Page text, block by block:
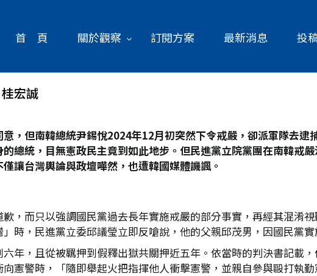
首 頁 關於觀察 訂閱方案 最新消息 投
宏誠
，但南韓總統尹錫悅2024年12月初突然下令戒嚴，卻派軍隊去逮
總統，目無憲政民主竟到如此地步。但民進黨立院黨團在南韓戒
讓台灣輿論與政壇嘩然，也遭韓國媒體譏諷。
，而只以強調國民黨過去長年實施戒嚴的部分事實，再經其混淆
時，民進黨立委邱議瑩立即反嗆說，他的父親邱茂男，因國民黨實
年，且從被羈押到假釋出獄共關押近五年。依當時的判決書記載
憲警時，「隨即舉起火把指揮他人衝擊憲警，並親自參與毆打執